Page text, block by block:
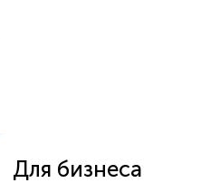
Для бизнеса